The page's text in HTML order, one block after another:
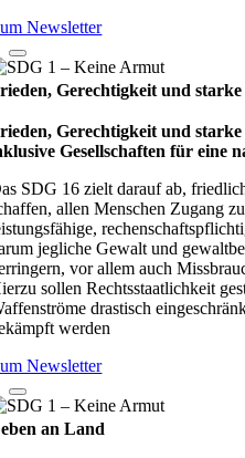
Newsletter
Gerechtigkeit und
Gerechtigkeit und
Gesell­schaf­ten für eine
SDG 16 zielt darauf ab,
allen Menschen Zugang
jegliche Gewalt und
vor allem auch
sollen Rechtsstaatlichkeit
drastisch
werden
Newsletter
an Land